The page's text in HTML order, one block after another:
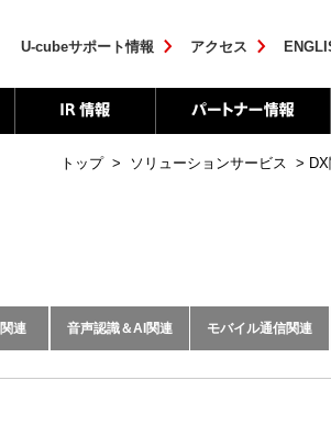
U-cubeサポート情報 アクセス
トップ > ソリューションサービス >
連 音声認識＆AI関連 モバイル通信関連